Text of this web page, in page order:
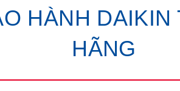
HÀNH DAIKIN
HÃNG